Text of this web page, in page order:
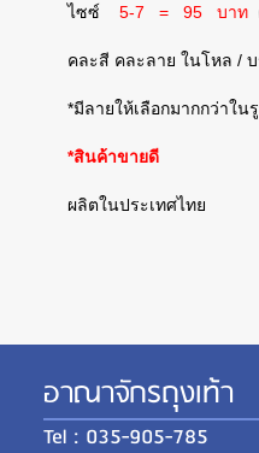
ไซซ์ 5-7 = 95 บาท
คละสี คละลาย ในโหล /
*มีลายให้เลือกมากกว่าใน
*สินค้าขายดี
ผลิตในประเทศไทย
อาณาจักรถุงเท้า
Tel : 035-905-785